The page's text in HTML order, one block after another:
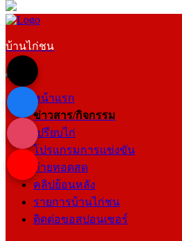
บ้านไก่ชน
หน้าแรก
ข่าวสาร/กิจกรรม
เปรียบไก่
โปรแกรมการแข่งขัน
ถ่ายทอดสด
คลิปย้อนหลัง
รายการบ้านไก่ชน
ติดต่อขอสปอนเซอร์